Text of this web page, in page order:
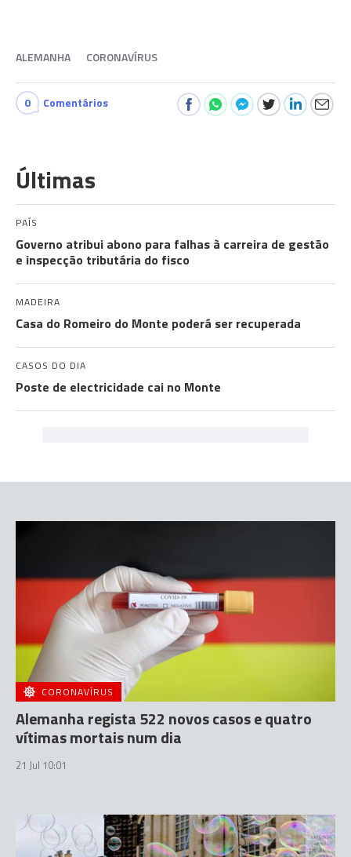
ALEMANHA CORONAVÍRUS
0 Comentários
Últimas
PAÍS
Governo atribui abono para falhas à carreira de gestão
e inspecção tributária do fisco
MADEIRA
Casa do Romeiro do Monte poderá ser recuperada
CASOS DO DIA
Poste de electricidade cai no Monte
CORONAVÍRUS
Alemanha regista 522 novos casos e quatro
vítimas mortais num dia
21 Jul 10:01